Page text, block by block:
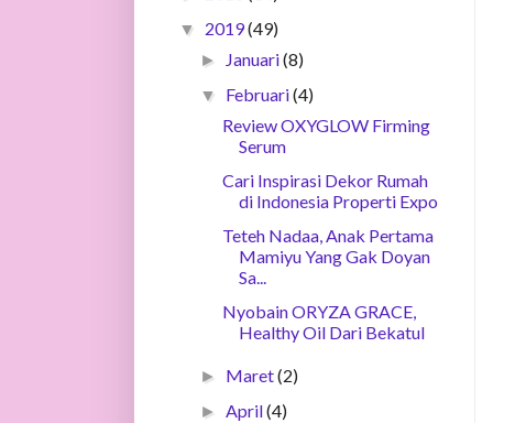
▼ 2019(49)
► Januari(8)
▼ Februari(4)
Review OXYGLOW Firming
Serum
Cari Inspirasi Dekor Rumah
di Indonesia Properti Expo
Teteh Nadaa, Anak Pertama
Mamiyu Yang Gak Doyan
Sa...
Nyobain ORYZA GRACE,
Healthy Oil Dari Bekatul
► Maret(2)
►April(4)